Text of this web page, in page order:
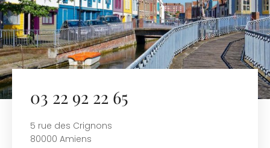
03 22 92 22 65
5 rue des Crignons
80000 Amiens